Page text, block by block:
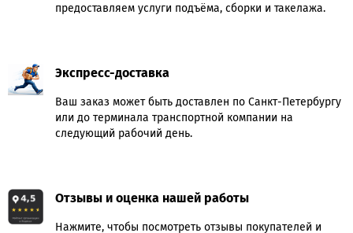
предоставляем услуги подъёма, сборки и такелажа.
Экспресс-доставка
Ваш заказ может быть доставлен по Санкт-Петербургу
или до терминала транспортной компании на
следующий рабочий день.
Отзывы и оценка нашей работы
Нажмите, чтобы посмотреть отзывы покупателей и